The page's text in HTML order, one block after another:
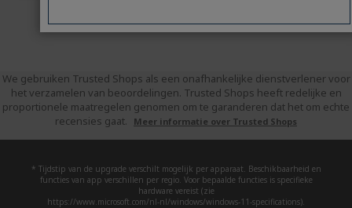
We gebruiken Trusted Shops als een onafhankelijke dienstverlener voor
het verzamelen van beoordelingen. Trusted Shops heeft redelijke en
proportionele maatregelen genomen om te garanderen dat het om echte
recensies gaat.
Meer informatie over Trusted Shops
* Tijdstip van de upgrade verschilt mogelijk per apparaat. Beschikbaarheid en
functies van app verschillen per regio. Voor bepaalde functies is specifieke
hardware vereist (zie
https://www.microsoft.com/nl-nl/windows/windows-11-specifications).